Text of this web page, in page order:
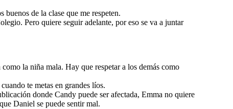
de la clase que me respeten.
Pero quiere seguir adelante, por eso se va a juntar
la niña mala. Hay que respetar a los demás como
te metas en grandes líos.
donde Candy puede ser afectada, Emma no quiere
Daniel se puede sentir mal.